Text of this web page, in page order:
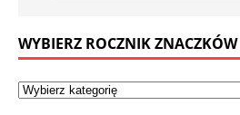
WYBIERZ ROCZNIK ZNACZKÓW